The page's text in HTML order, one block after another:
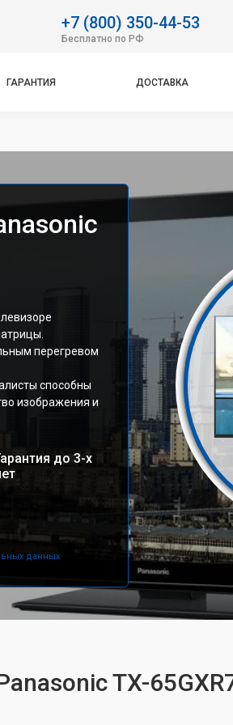
+7 (800) 350-44-53
Бесплатно по РФ
ГАРАНТИЯ ДОСТАВКА
перегревом
способны
изображения и
до 3-х
данных.
TX-